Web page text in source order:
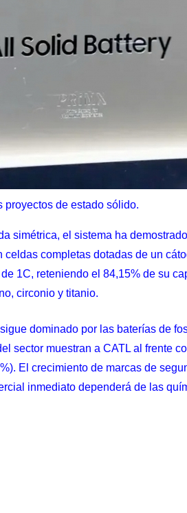
proyectos de estado sólido.
simétrica, el sistema ha
completas dotadas de un
1C, reteniendo el 84,15% de su
circonio y titanio.
dominado por las baterías de
sector muestran a CATL al frente
El crecimiento de marcas de
inmediato dependerá de las